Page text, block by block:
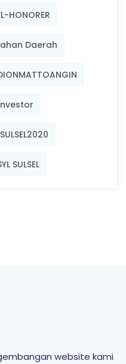
HONORER
Daerah
SULSEL2020
SULSEL
website kami